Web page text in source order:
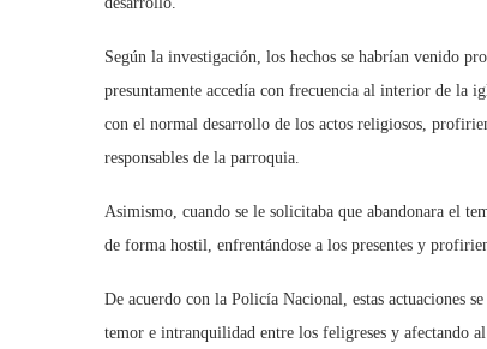
Según la investigación, los hechos se habrían venido
presuntamente accedía con frecuencia al interior de la
con el normal desarrollo de los actos religiosos,
responsables de la parroquia.
Asimismo, cuando se le solicitaba que abandonara el
de forma hostil, enfrentándose a los presentes y
De acuerdo con la Policía Nacional, estas actuaciones
temor e intranquilidad entre los feligreses y afectando